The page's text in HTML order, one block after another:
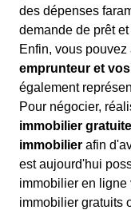
des dépenses
demande de prêt
Enfin, vous pouvez
emprunteur et
également
Pour négocier,
immobilier
immobilier afin
est aujourd'hui
immobilier en ligne
immobilier gratuits